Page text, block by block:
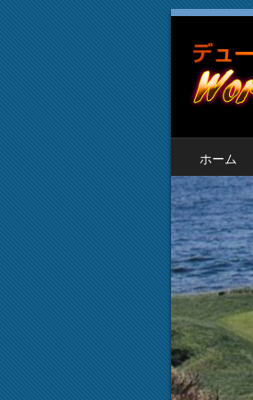
MENU
SKIP TO CONTENT
ホーム